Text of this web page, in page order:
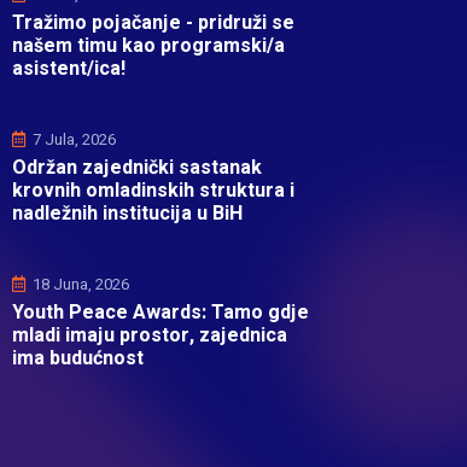
Tražimo pojačanje - pridruži se
našem timu kao programski/a
asistent/ica!
7 Jula, 2026
Održan zajednički sastanak
krovnih omladinskih struktura i
nadležnih institucija u BiH
18 Juna, 2026
Youth Peace Awards: Tamo gdje
mladi imaju prostor, zajednica
ima budućnost